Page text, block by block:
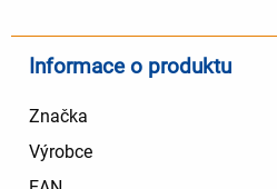
Informace o produktu
Značka
Výrobce